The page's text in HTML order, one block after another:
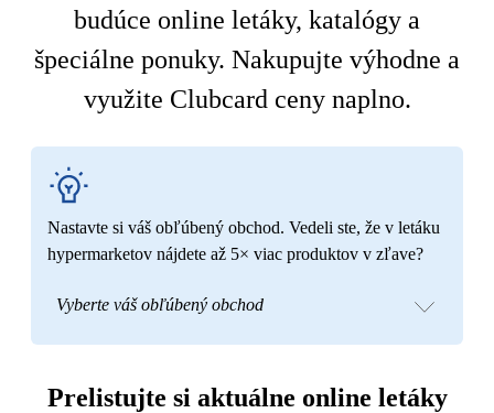
budúce online letáky, katalógy a
špeciálne ponuky. Nakupujte výhodne a
využite Clubcard ceny naplno.
Nastavte si váš obľúbený obchod. Vedeli ste, že v letáku
hypermarketov nájdete až 5× viac produktov v zľave?
Vyberte váš obľúbený obchod
Prelistujte si aktuálne online letáky